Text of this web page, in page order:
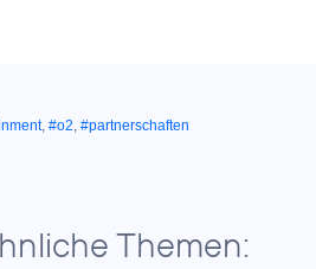
, #o2, #partnerschaften
Themen: